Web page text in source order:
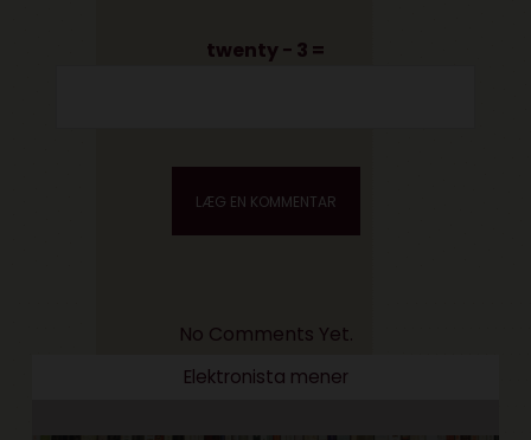
twenty − 3 =
No Comments Yet.
Elektronista mener